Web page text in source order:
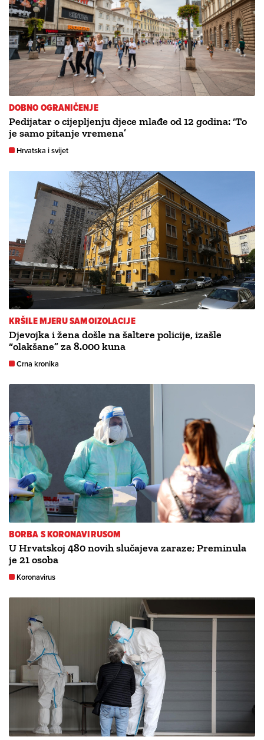
DOBNO OGRANIČENJE
Pedijatar o cijepljenju djece mlađe od 12 godina: ‘To
je samo pitanje vremena’
Hrvatska i svijet
KRŠILE MJERU SAMOIZOLACIJE
Djevojka i žena došle na šaltere policije, izašle
“olakšane” za 8.000 kuna
Crna kronika
BORBA S KORONAVIRUSOM
U Hrvatskoj 480 novih slučajeva zaraze; Preminula
je 21 osoba
Koronavirus